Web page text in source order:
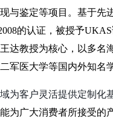
与鉴定等项目。基于
的认证，被授予
教授为核心，以多名
军医大学等国内外知名
为客户灵活提供定制化
为广大消费者所接受的